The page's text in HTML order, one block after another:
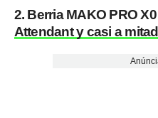
2. Berria MAKO PRO X0
Attendant y casi a